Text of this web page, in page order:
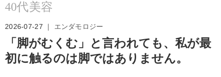
40代美容
2026-07-27 ｜ エンダモロジー
「脚がむくむ」と言われても、私が最
初に触るのは脚ではありません。